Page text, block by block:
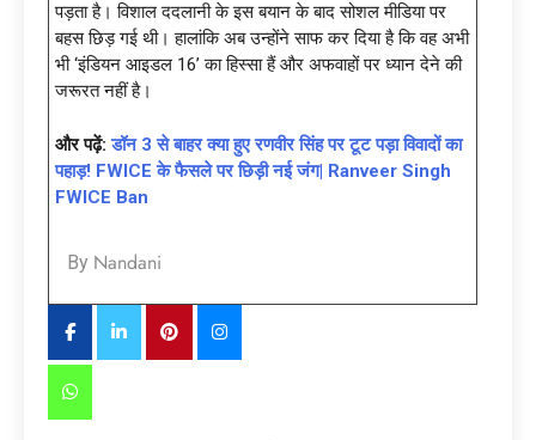
पड़ता है। विशाल ददलानी के इस बयान के बाद सोशल मीडिया पर
बहस छिड़ गई थी। हालांकि अब उन्होंने साफ कर दिया है कि वह अभी
भी ‘इंडियन आइडल 16’ का हिस्सा हैं और अफवाहों पर ध्यान देने की
जरूरत नहीं है।
और पढ़ें:डॉन 3 से बाहर क्या हुए रणवीर सिंह पर टूट पड़ा विवादों का
पहाड़! FWICE के फैसले पर छिड़ी नई जंग| Ranveer Singh
FWICE Ban
By Nandani